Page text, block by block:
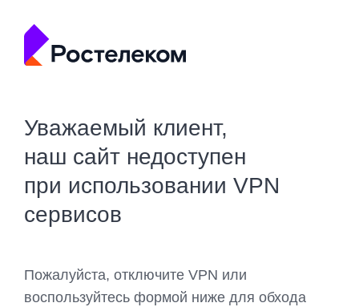
Уважаемый клиент,
наш сайт недоступен
при использовании VPN
сервисов
Пожалуйста, отключите VPN или
воспользуйтесь формой ниже для обхода